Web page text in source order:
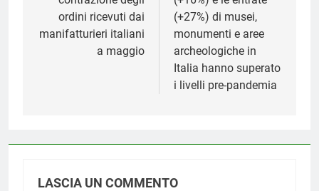
ordini ricevuti dai
manifatturieri italiani
a maggio
(+27%) di musei,
monumenti e aree
archeologiche in
Italia hanno superato
i livelli pre-pandemia
LASCIA UN COMMENTO